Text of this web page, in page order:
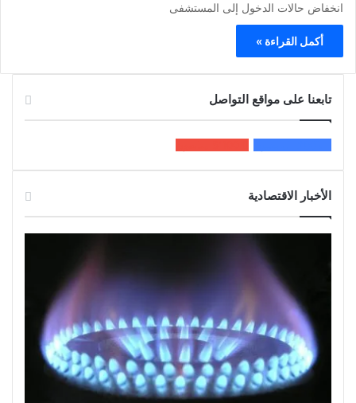
انخفاض حالات الدخول إلى المستشفى
أكمل القراءة »
تابعنا على مواقع التواصل
الأخبار الاقتصادية